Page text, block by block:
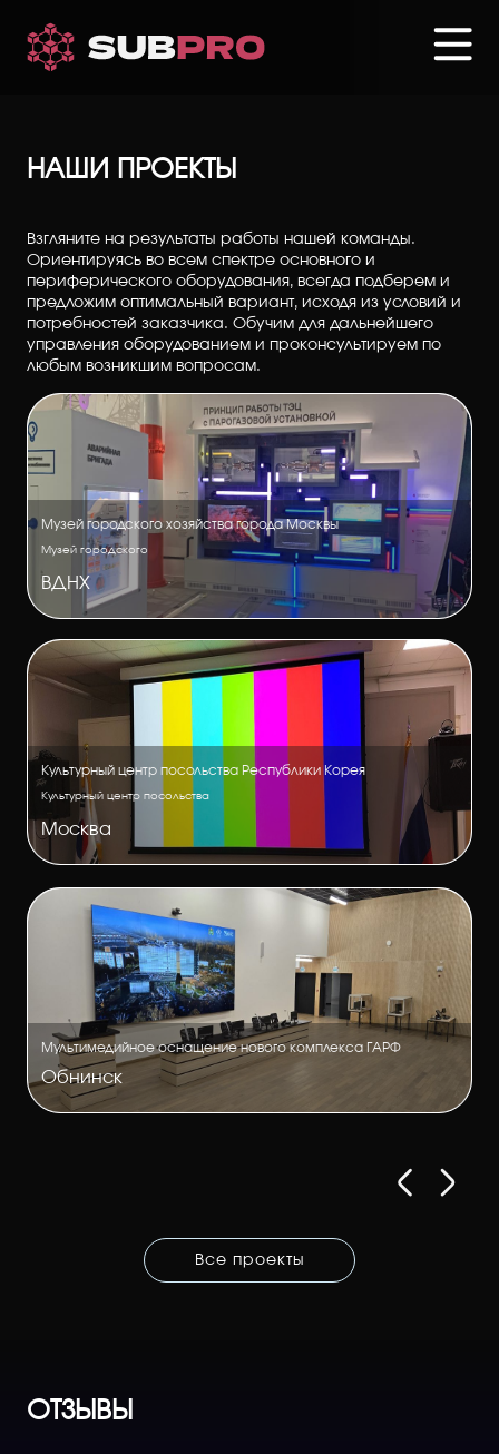
основному
НАШИ ПРОЕКТЫ
Взгляните на результаты работы нашей команды.
Ориентируясь во всем спектре основного и
периферического оборудования, всегда подберем и
предложим оптимальный вариант, исходя из условий и
потребностей заказчика. Обучим для дальнейшего
управления оборудованием и проконсультируем по
любым возникшим вопросам.
Музей городского хозяйства города Москвы
Музей городского
ВДНХ
Культурный центр посольства Республики Корея
Культурный центр посольства
Москва
Мультимедийное оснащение нового комплекса ГАРФ
Обнинск
Все проекты
ОТЗЫВЫ